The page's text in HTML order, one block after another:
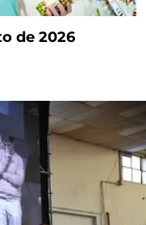
de 2026